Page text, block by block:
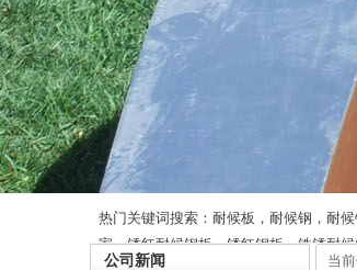
热门关键词搜索：耐候板，耐候钢，耐
家，锈红耐候钢板，锈红钢板，铁锈耐
公司新闻
当